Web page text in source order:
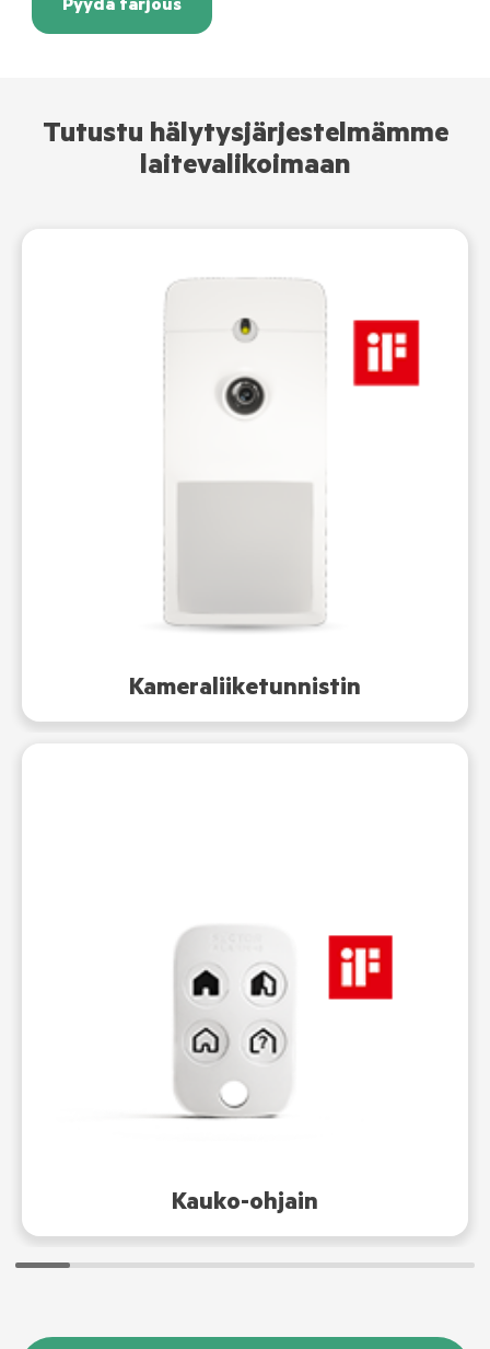
Pyydä tarjous
Tutustu hälytysjärjestelmämme
laitevalikoimaan
Kameraliiketunnistin
Kauko-ohjain